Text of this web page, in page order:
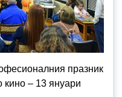
празник
кино – 13 януари